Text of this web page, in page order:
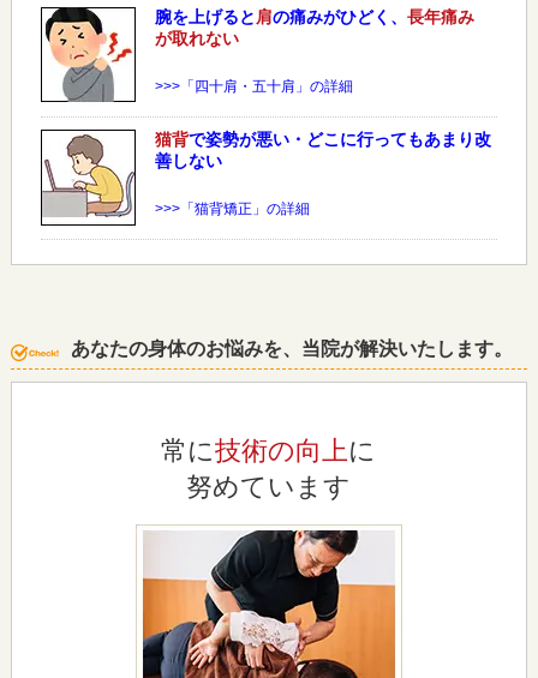
腕を上げると肩の痛みがひどく、 長年痛み
が取れない
>>>「四十肩・五十肩」の詳細
猫背で姿勢が悪い・どこに行ってもあまり改
善しない
>>>「猫背矯正」の詳細
あなたの身体のお悩みを、当院が解決いたします。
常に技術の向上に
努めています